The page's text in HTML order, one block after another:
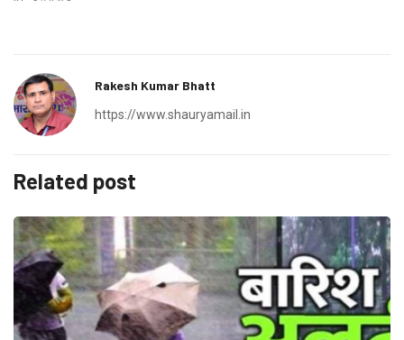
Rakesh Kumar Bhatt
https://www.shauryamail.in
Related post